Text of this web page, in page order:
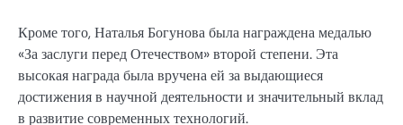
Кроме того, Наталья Богунова была награждена медалью
«За заслуги перед Отечеством» второй степени. Эта
высокая награда была вручена ей за выдающиеся
достижения в научной деятельности и значительный вклад
в развитие современных технологий.